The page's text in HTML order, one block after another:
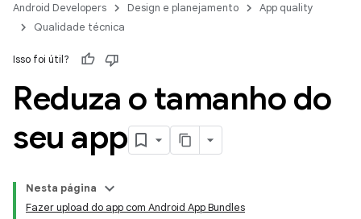
Android Developers Design e planejamento
App quality
Qualidade técnica
Isso foi útil?
Reduza o tamanho do
seu app
Nesta página
Fazer upload do app com Android App Bundles